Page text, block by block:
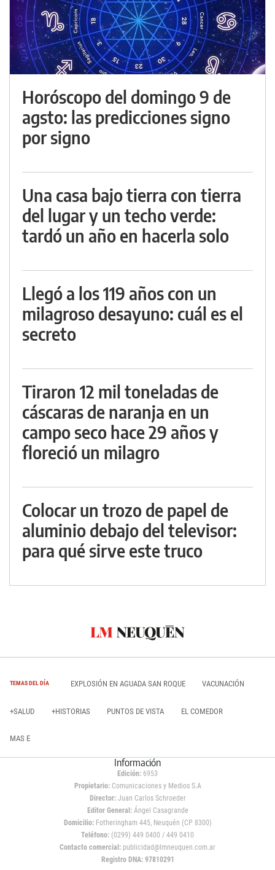
Horóscopo del domingo 9 de
agsto: las predicciones signo
por signo
Una casa bajo tierra con tierra
del lugar y un techo verde:
tardó un año en hacerla solo
Llegó a los 119 años con un
milagroso desayuno: cuál es el
secreto
Tiraron 12 mil toneladas de
cáscaras de naranja en un
campo seco hace 29 años y
floreció un milagro
Colocar un trozo de papel de
aluminio debajo del televisor:
para qué sirve este truco
TEMAS DEL DÍA EXPLOSIÓN EN AGUADA SAN ROQUE VACUNACIÓN
+SALUD +HISTORIAS PUNTOS DE VISTA EL COMEDOR
MAS E
Información
Edición: 6953
Propietario:Comunicaciones y Medios S.A
Director: Juan Carlos Schroeder
Editor General:Ángel Casagrande
Domicilio:Fotheringham 445, Neuquén (CP 8300)
Teléfono: (0299) 449 0400 / 449 0410
Contacto comercial: publicidad@lmneuquen.com.ar
Registro DNA: 97810291